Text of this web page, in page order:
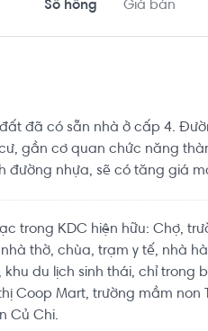
Sổ hồng Giá bán
đất đã có sẵn nhà ở cấp 4.
gần cơ quan chức năng
đường nhựa, sẽ có tăng giá
lạc trong KDC hiện hữu: Chợ,
nhà thờ, chùa, trạm y tế, nhà
khu du lịch sinh thái, chỉ trong
Coop Mart, trường mầm non
Củ Chi.